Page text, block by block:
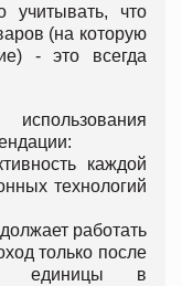
что
(на которую
- это всегда
каждой
технологий
работать
только после
единицы в